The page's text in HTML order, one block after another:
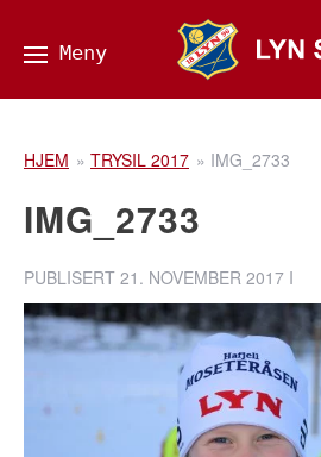
HJEM » TRYSIL 2017 » IMG_2733
IMG_2733
PUBLISERT 21. NOVEMBER 2017 I